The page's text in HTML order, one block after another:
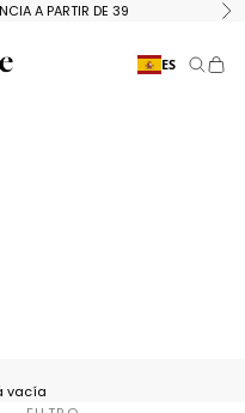
A PARTIR DE 39
ES Buscar
vacía